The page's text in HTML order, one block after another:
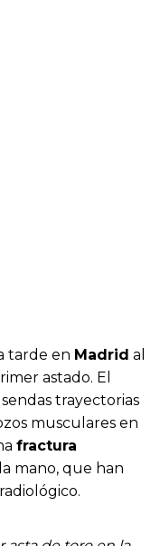
tarde en Madrid al
astado. El
trayectorias
musculares en
fractura
mano, que han